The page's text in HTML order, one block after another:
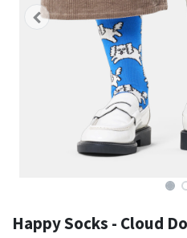
Happy Socks - Cloud